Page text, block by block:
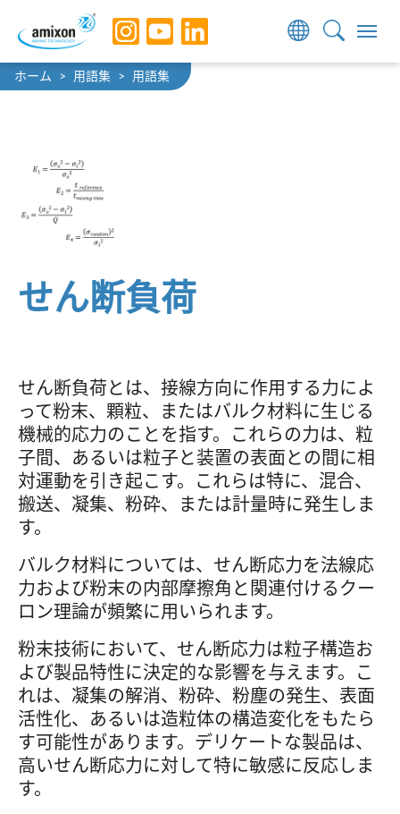
Skip to main navigation
Skip to main content
Skip to page footer
You are here:
ホーム 用語集 用語集
せん断負荷
せん断負荷とは、接線方向に作用する力によ
って粉末、顆粒、またはバルク材料に生じる
機械的応力のことを指す。これらの力は、粒
子間、あるいは粒子と装置の表面との間に相
対運動を引き起こす。これらは特に、混合、
搬送、凝集、粉砕、または計量時に発生しま
す。
バルク材料については、せん断応力を法線応
力および粉末の内部摩擦角と関連付けるクー
ロン理論が頻繁に用いられます。
粉末技術において、せん断応力は粒子構造お
よび製品特性に決定的な影響を与えます。こ
れは、凝集の解消、粉砕、粉塵の発生、表面
活性化、あるいは造粒体の構造変化をもたら
す可能性があります。デリケートな製品は、
高いせん断応力に対して特に敏感に反応しま
す。